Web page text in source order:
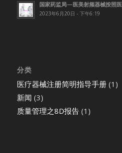
国家药监局—医美射频器械按照
2023年6月20日 - 下午6:19
分类
医疗器械注册简明指导手册(1)
新闻 (3)
质量管理之8D报告(1)